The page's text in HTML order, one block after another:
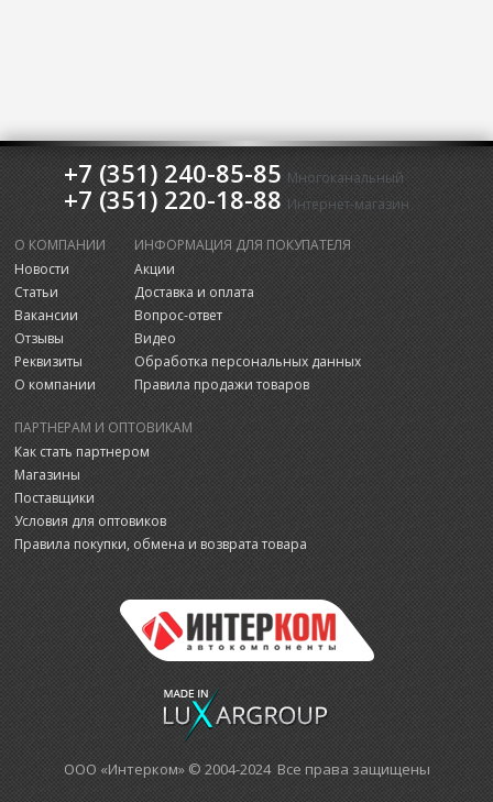
+7 (351) 240-85-85 Многоканальный
+7 (351) 220-18-88 Интернет-магазин
О КОМПАНИИ
Новости
Статьи
Вакансии
Отзывы
Реквизиты
О компании
ИНФОРМАЦИЯ ДЛЯ ПОКУПАТЕЛЯ
Акции
Доставка и оплата
Вопрос-ответ
Видео
Обработка персональных данных
Правила продажи товаров
ПАРТНЕРАМ И ОПТОВИКАМ
Как стать партнером
Магазины
Поставщики
Условия для оптовиков
Правила покупки, обмена и возврата товара
ООО «Интерком» © 2004-2024 Все права защищены